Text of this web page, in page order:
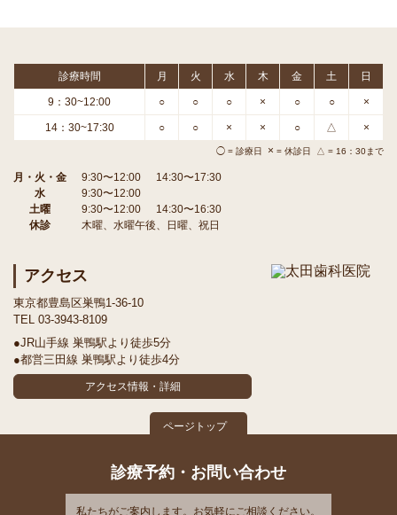
◯ = 診療日 × = 休診日 △ = 16：30まで
診療時間 月 火 水 木 金 土 日
9：30~12:00 ○ ○ ○ × ○ ○ ×
14：30~17:30 ○ ○ × × ○ △ ×
月・火・金 9:30〜12:00
14:30〜17:30
水
9:30〜12:00
土曜
9:30〜12:00
14:30〜16:30
休診
木曜、水曜午後、日曜、祝日
アクセス
東京都豊島区巣鴨1-36-10
TEL 03-3943-8109
●JR山手線 巣鴨駅より徒歩5分
●都営三田線 巣鴨駅より徒歩4分
アクセス情報・詳細
ページトップ
診療予約・お問い合わせ
私たちがご案内します。お気軽にご相談ください。